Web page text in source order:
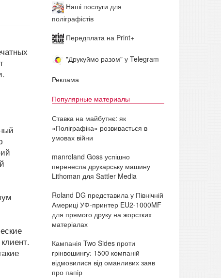
Наші послуги для
поліграфістів
Передплата на Print+
"Друкуймо разом" у Telegram
Реклама
Популярные материалы
Ставка на майбутнє: як
«Поліграфіка» розвивається в
умовах війни
manroland Goss успішно
перенесла друкарську машину
Lithoman для Sattler Media
Roland DG представила у Північній
Америці УФ-принтер EU2-1000MF
для прямого друку на жорстких
матеріалах
Кампанія Two Sides проти
грінвошингу: 1500 компаній
відмовилися від оманливих заяв
про папір